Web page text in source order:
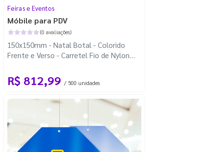
Feiras e Eventos
Móbile para PDV
(0 avaliações)
150x150mm - Natal Botal - Colorido
Frente e Verso - Carretel Fio de Nylon
R$ 812,99 / 500 unidades